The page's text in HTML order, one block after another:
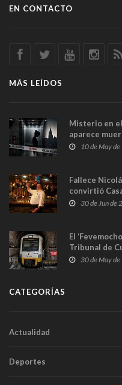
EN CONTACTO
MÁS LEÍDOS
Misterio en
aparece
y las10 de May
Fallece
convirtió
en Madrid
30 de Jun de
El
Tribunal de
sobrecoste
30 de May
CATEGORÍAS
Actualidad
Deportes